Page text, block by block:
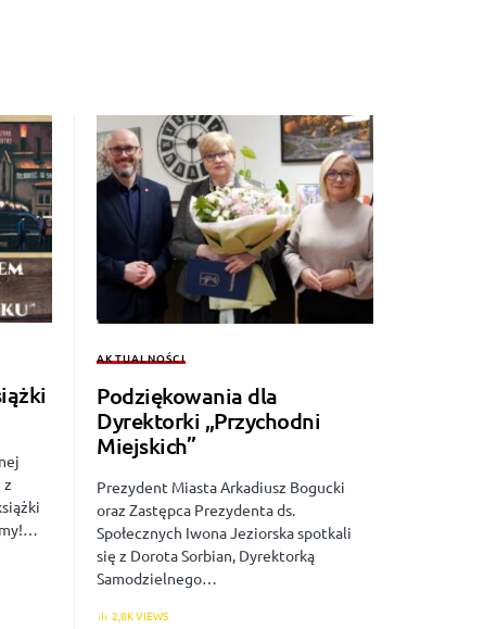
z
AKTUALNOŚCI
Podziękowania dla
Dyrektorki „Przychodni
Miejskich”
Prezydent Miasta Arkadiusz Bogucki
oraz Zastępca Prezydenta ds.
Społecznych Iwona Jeziorska spotkali
się z Dorota Sorbian, Dyrektorką
Samodzielnego…
2,0K VIEWS